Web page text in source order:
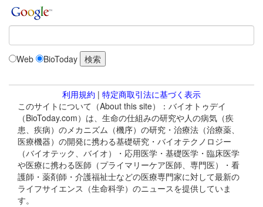
Web BioToday
利用規約 | 特定商取引法に基づく表示
このサイトについて（About this site）：バイオトゥデイ
（BioToday.com）は、生命の仕組みの研究や人の病気（疾
患、疾病）のメカニズム（機序）の研究・治療法（治療薬、
医療機器）の開発に携わる基礎研究・バイオテクノロジー
（バイオテック、バイオ）・応用医学・基礎医学・臨床医学
や医療に携わる医師（プライマリーケア医師、専門医）・看
護師・薬剤師・介護福祉士などの医療専門家に対して最新の
ライフサイエンス（生命科学）のニュースを提供していま
す。